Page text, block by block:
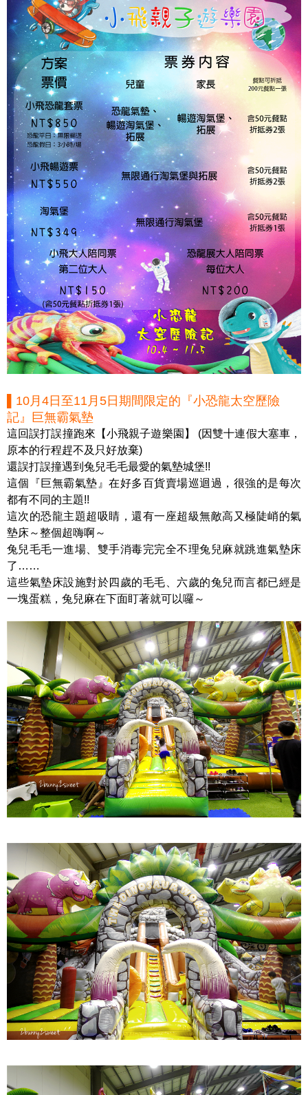
▌10月4日至11月5日期間限定的『小恐龍太空歷險
記』巨無霸氣墊
這回誤打誤撞跑來【小飛親子遊樂園】 (因雙十連假大塞車，
原本的行程趕不及只好放棄)
還誤打誤撞遇到兔兒毛毛最愛的氣墊城堡!!
這個『巨無霸氣墊』在好多百貨賣場巡迴過，很強的是每次
都有不同的主題!!
這次的恐龍主題超吸睛，還有一座超級無敵高又極陡峭的氣
墊床～整個超嗨啊～
兔兒毛毛一進場、雙手消毒完完全不理兔兒麻就跳進氣墊床
了……
這些氣墊床設施對於四歲的毛毛、六歲的兔兒而言都已經是
一塊蛋糕，兔兒麻在下面盯著就可以囉～